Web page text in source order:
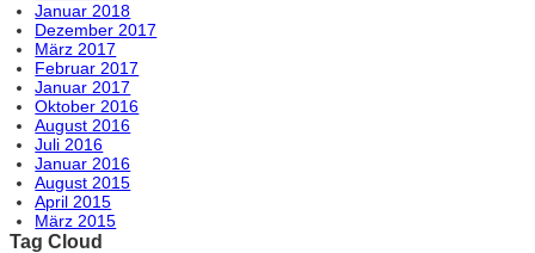
Januar 2018
Dezember 2017
März 2017
Februar 2017
Januar 2017
Oktober 2016
August 2016
Juli 2016
Januar 2016
August 2015
April 2015
März 2015
Tag Cloud